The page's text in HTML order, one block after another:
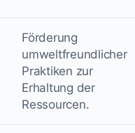
Förderung
umweltfreundlicher
Praktiken zur
Erhaltung der
Ressourcen.